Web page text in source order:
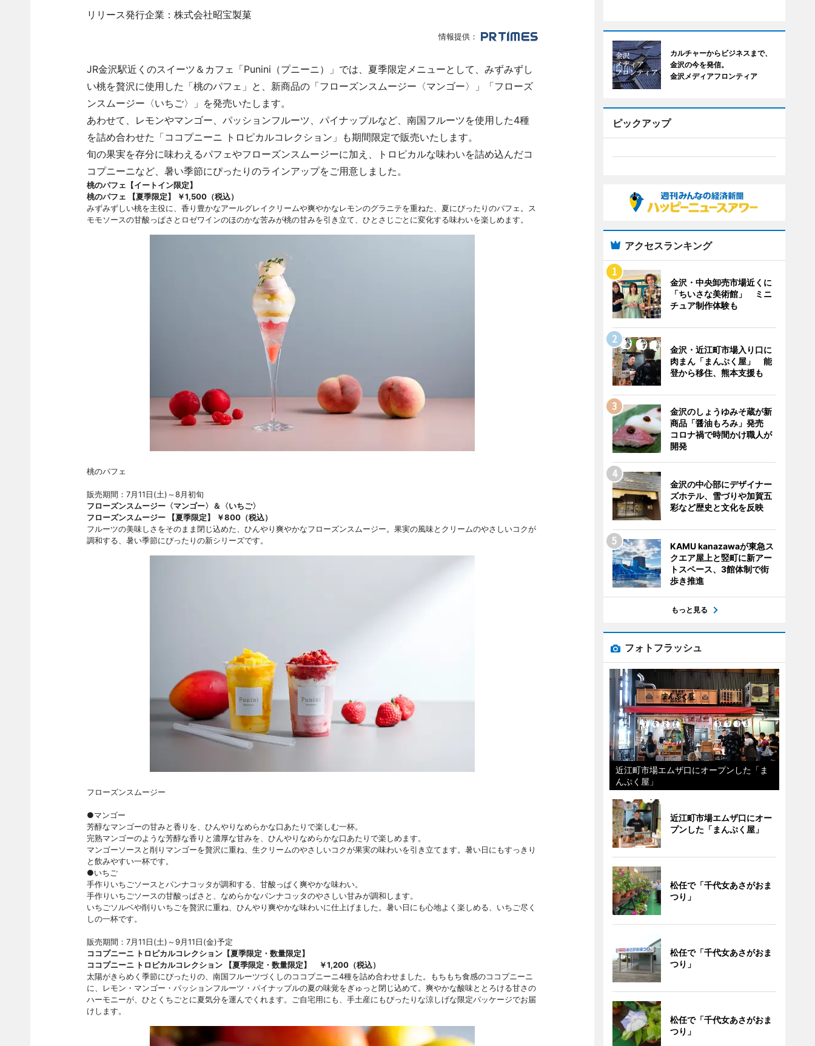
リリース発行企業：株式会社昭宝製菓
情報提供：
JR金沢駅近くのスイーツ＆カフェ「Punini（プニーニ）」では、夏季限定メニューとして、みずみずし
い桃を贅沢に使用した「桃のパフェ」と、新商品の「フローズンスムージー〈マンゴー〉」「フローズ
ンスムージー〈いちご〉」を発売いたします。
あわせて、レモンやマンゴー、パッションフルーツ、パイナップルなど、南国フルーツを使用した4種
を詰め合わせた「ココプニーニ トロピカルコレクション」も期間限定で販売いたします。
旬の果実を存分に味わえるパフェやフローズンスムージーに加え、トロピカルな味わいを詰め込んだコ
コプニーニなど、暑い季節にぴったりのラインアップをご用意しました。
桃のパフェ【イートイン限定】
桃のパフェ 【夏季限定】 ￥1,500（税込）
みずみずしい桃を主役に、香り豊かなアールグレイクリームや爽やかなレモンのグラニテを重ねた、夏にぴったりのパフェ。ス
モモソースの甘酸っぱさとロゼワインのほのかな苦みが桃の甘みを引き立て、ひとさじごとに変化する味わいを楽しめます。
桃のパフェ
販売期間：7月11日(土)～8月初旬
フローズンスムージー〈マンゴー〉＆〈いちご〉
フローズンスムージー 【夏季限定】 ￥800（税込）
フルーツの美味しさをそのまま閉じ込めた、ひんやり爽やかなフローズンスムージー。果実の風味とクリームのやさしいコクが
調和する、暑い季節にぴったりの新シリーズです。
フローズンスムージー
●マンゴー
芳醇なマンゴーの甘みと香りを、ひんやりなめらかな口あたりで楽しむ一杯。
完熟マンゴーのような芳醇な香りと濃厚な甘みを、ひんやりなめらかな口あたりで楽しめます。
マンゴーソースと削りマンゴーを贅沢に重ね、生クリームのやさしいコクが果実の味わいを引き立てます。暑い日にもすっきり
と飲みやすい一杯です。
●いちご
手作りいちごソースとパンナコッタが調和する、甘酸っぱく爽やかな味わい。
手作りいちごソースの甘酸っぱさと、なめらかなパンナコッタのやさしい甘みが調和します。
いちごソルベや削りいちごを贅沢に重ね、ひんやり爽やかな味わいに仕上げました。暑い日にも心地よく楽しめる、いちご尽く
しの一杯です。
販売期間：7月11日(土)～9月11日(金)予定
ココプニーニ トロピカルコレクション【夏季限定・数量限定】
ココプニーニ トロピカルコレクション 【夏季限定・数量限定】 ￥1,200（税込）
太陽がきらめく季節にぴったりの、南国フルーツづくしのココプニーニ4種を詰め合わせました。もちもち食感のココプニーニ
に、レモン・マンゴー・パッションフルーツ・パイナップルの夏の味覚をぎゅっと閉じ込めて。爽やかな酸味ととろける甘さの
ハーモニーが、ひとくちごとに夏気分を運んでくれます。ご自宅用にも、手土産にもぴったりな涼しげな限定パッケージでお届
けします。
カルチャーからビジネスまで、
金沢の今を発信。
金沢メディアフロンティア
ピックアップ
アクセスランキング
金沢・中央卸売市場近くに
「ちいさな美術館」 ミニ
チュア制作体験も
金沢・近江町市場入り口に
肉まん「まんぷく屋」 能
登から移住、熊本支援も
金沢のしょうゆみそ蔵が新
商品「醤油もろみ」発売
コロナ禍で時間かけ職人が
開発
金沢の中心部にデザイナー
ズホテル、雪づりや加賀五
彩など歴史と文化を反映
KAMU kanazawaが東急ス
クエア屋上と竪町に新アー
トスペース、3館体制で街
歩き推進
もっと見る
フォトフラッシュ
近江町市場エムザ口にオープンした「ま
んぷく屋」
近江町市場エムザ口にオー
プンした「まんぷく屋」
松任で「千代女あさがおま
つり」
松任で「千代女あさがおま
つり」
松任で「千代女あさがおま
つり」